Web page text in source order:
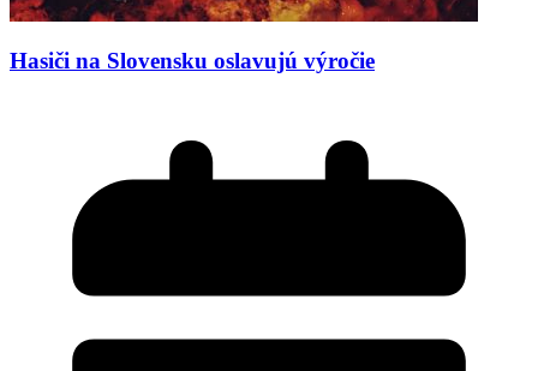
Hasiči na Slovensku oslavujú výročie